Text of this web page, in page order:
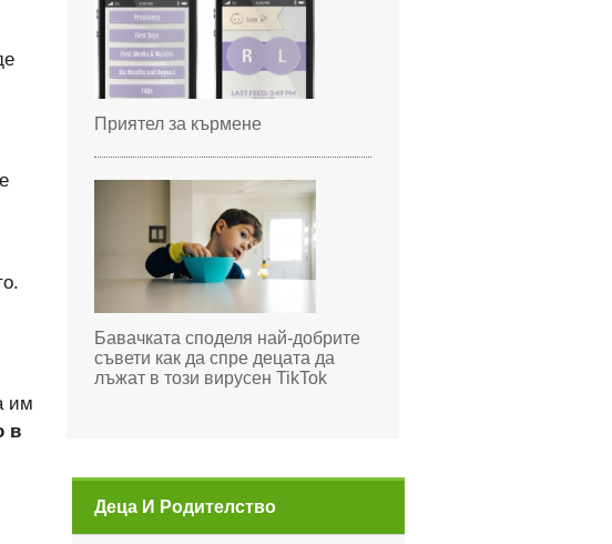
им
в
Приятел за кърмене
Бавачката споделя най-добрите
съвети как да спре децата да
лъжат в този вирусен TikTok
Деца И Родителство